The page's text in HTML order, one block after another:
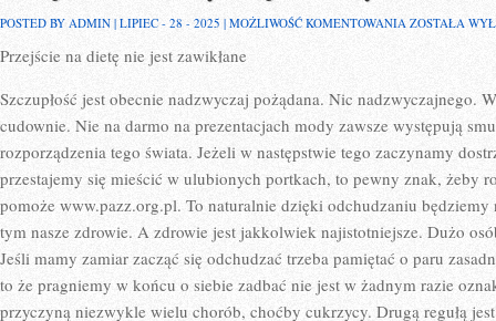
POSTED BY ADMIN | LIPIEC - 28 - 2025 | MOŻLIWOŚĆ KOMENTOWANIA PRZEJŚCIE
UCIĄŻLIWE
ZOSTAŁA
Przejście na dietę nie jest zawikłane
Szczupłość jest obecnie nadzwyczaj pożądana. Nic nadzwyczajnego.
cudownie. Nie na darmo na prezentacjach mody zawsze występują
rozporządzenia tego świata. Jeżeli w następstwie tego zaczynamy
przestajemy się mieścić w ulubionych portkach, to pewny znak, żeby
pomoże www.pazz.org.pl. To naturalnie dzięki odchudzaniu będziemy
tym nasze zdrowie. A zdrowie jest jakkolwiek najistotniejsze. Dużo
Jeśli mamy zamiar zacząć się odchudzać trzeba pamiętać o paru
to że pragniemy w końcu o siebie zadbać nie jest w żadnym razie
przyczyną niezwykle wielu chorób, choćby cukrzycy. Drugą regułą